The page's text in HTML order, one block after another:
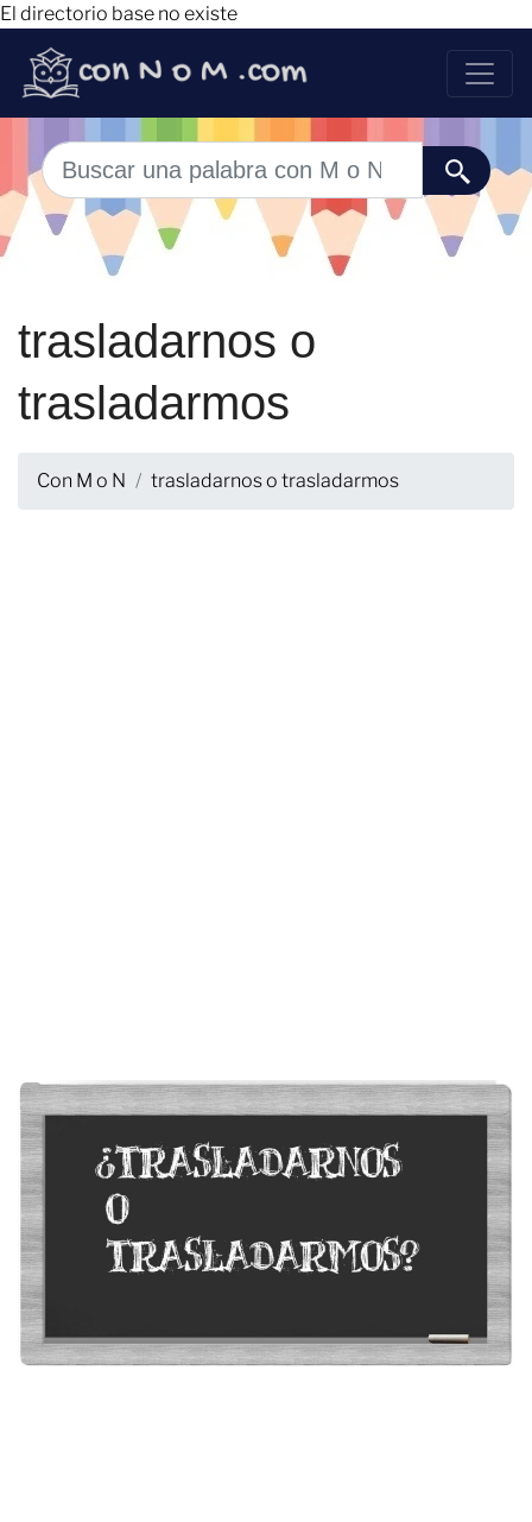
El directorio base no existe
trasladarnos o
trasladarmos
Con M o N trasladarnos o trasladarmos